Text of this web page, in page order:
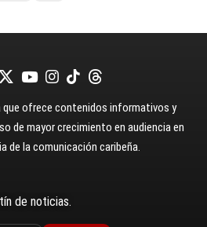
ofrece contenidos informativos y
de mayor crecimiento en audiencia en
de la comunicación caribeña.
de noticias.